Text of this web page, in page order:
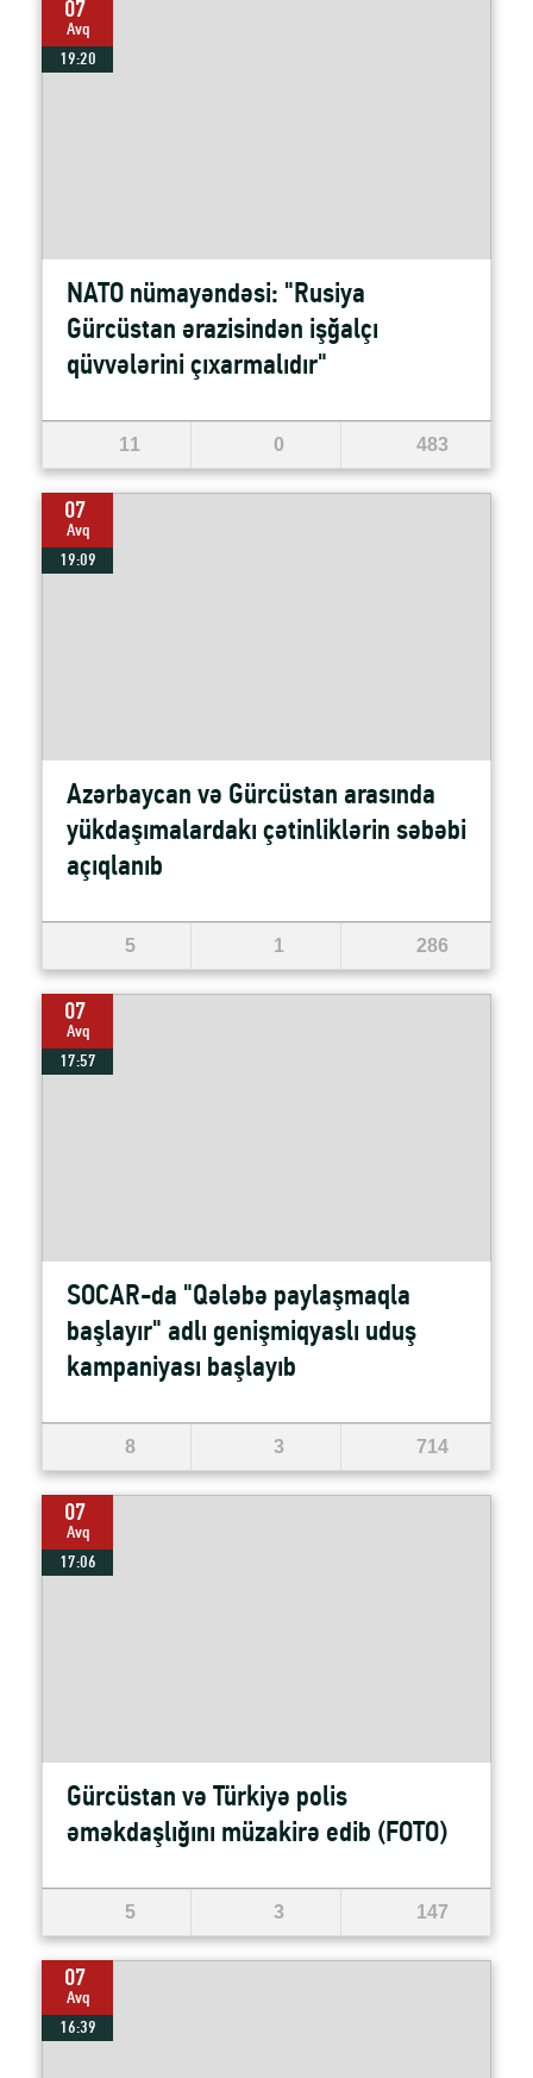
07
Avq
19:20
NATO nümayəndəsi: "Rusiya
Gürcüstan ərazisindən işğalçı
qüvvələrini çıxarmalıdır"
11 0 483
07
Avq
19:09
Azərbaycan və Gürcüstan arasında
yükdaşımalardakı çətinliklərin səbəbi
açıqlanıb
5 1 286
07
Avq
17:57
SOCAR-da "Qələbə paylaşmaqla
başlayır" adlı genişmiqyaslı uduş
kampaniyası başlayıb
8 3 714
07
Avq
17:06
Gürcüstan və Türkiyə polis
əməkdaşlığını müzakirə edib (FOTO)
5 3 147
07
Avq
16:39